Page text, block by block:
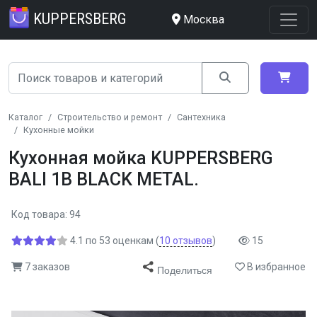
KUPPERSBERG Москва
Каталог Строительство и ремонт
Сантехника
Кухонные мойки
Кухонная мойка KUPPERSBERG
BALI 1B BLACK METAL.
Код товара: 94
4.1 по 53 оценкам (10 отзывов) 15
7 заказов Поделиться В избранное